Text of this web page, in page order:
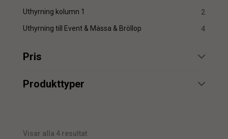
Uthyrning kolumn 1 2
Uthyrning till Event & Mässa & Bröllop 4
Pris
min.
min.
Produkttyper
Visar alla 4 resultat